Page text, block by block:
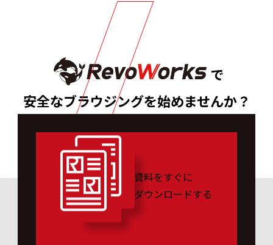
で
安全なブラウジングを始めませんか？
資料をすぐに
ダウンロードする